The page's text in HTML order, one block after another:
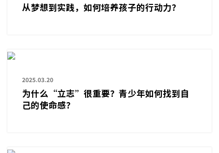
从梦想到实践，如何培养孩子的行动力？
2025.03.20
为什么“立志”很重要？青少年如何找到自
己的使命感？